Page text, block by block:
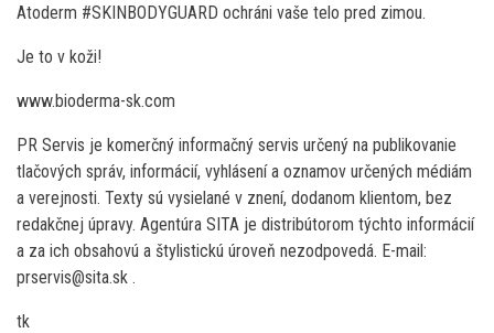
Atoderm #SKINBODYGUARD ochráni vaše telo pred zimou.
Je to v koži!
www.bioderma-sk.com
PR Servis je komerčný informačný servis určený na publikovanie
tlačových správ, informácií, vyhlásení a oznamov určených médiám
a verejnosti. Texty sú vysielané v znení, dodanom klientom, bez
redakčnej úpravy. Agentúra SITA je distribútorom týchto informácií
a za ich obsahovú a štylistickú úroveň nezodpovedá. E-mail:
prservis@sita.sk .
tk